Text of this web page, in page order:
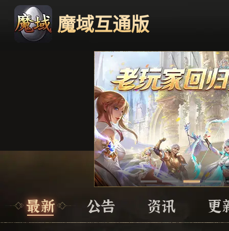
魔域互通版
最新 公告 资讯 更